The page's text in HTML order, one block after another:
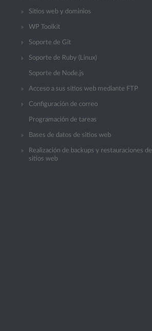
Sitios web y dominios
WP Toolkit
Soporte de Git
Soporte de Ruby (Linux)
Soporte de Node.js
Acceso a sus sitios web mediante FTP
Configuración de correo
Programación de tareas
Bases de datos de sitios web
Realización de backups y restauraciones de
sitios web